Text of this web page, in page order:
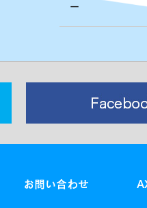
ー
お問い合わせ